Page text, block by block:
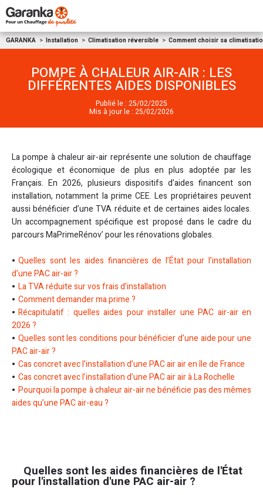
GARANKA Installation Climatisation réversible Comment choisir sa
POMPE À CHALEUR AIR-AIR : LES
DIFFÉRENTES AIDES DISPONIBLES
Publié le : 25/02/2025
Mis à jour le : 25/02/2026
La pompe à chaleur air-air représente une solution de chauffage
écologique et économique de plus en plus adoptée par les
Français. En 2026, plusieurs dispositifs d’aides financent son
installation, notamment la prime CEE. Les propriétaires peuvent
aussi bénéficier d’une TVA réduite et de certaines aides locales.
Un accompagnement spécifique est proposé dans le cadre du
parcours MaPrimeRénov’ pour les rénovations globales.
Quelles sont les aides financières de l’État pour l’installation
d’une PAC air-air ?
La TVA réduite sur vos frais d’installation
Comment demander ma prime ?
Récapitulatif : quelles aides pour installer une PAC air-air en
2026 ?
Quelles sont les conditions pour bénéficier d’une aide pour une
PAC air-air ?
Cas concret avec l’installation d’une PAC air air en île de France
Cas concret avec l’installation d’une PAC air air à La Rochelle
Pourquoi la pompe à chaleur air-air ne bénéficie pas des mêmes
aides qu’une PAC air-eau ?
Quelles sont les aides financières de l'État
pour l'installation d'une PAC air-air ?